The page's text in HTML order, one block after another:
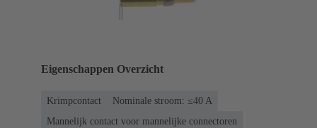
Eigenschappen Overzicht
Krimpcontact
Nominale stroom: ≤40 A
Mannelijk contact voor mannelijke connectoren